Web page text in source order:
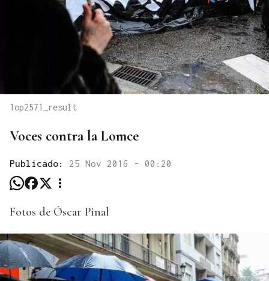
1op2571_result
Voces contra la Lomce
Publicado: 25 Nov 2016 - 00:20
Fotos de Óscar Pinal